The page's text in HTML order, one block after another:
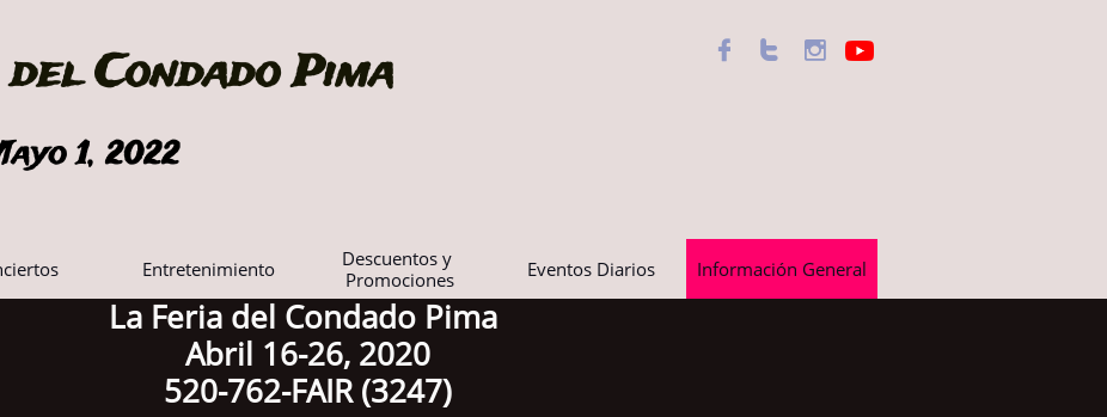
Entretenimiento
Descuentos y
Promociones
Eventos Diarios Información General
1, 2022
Condado Pima   
La Feria del Condado Pima
Abril 16-26, 2020
520-762-FAIR (3247)